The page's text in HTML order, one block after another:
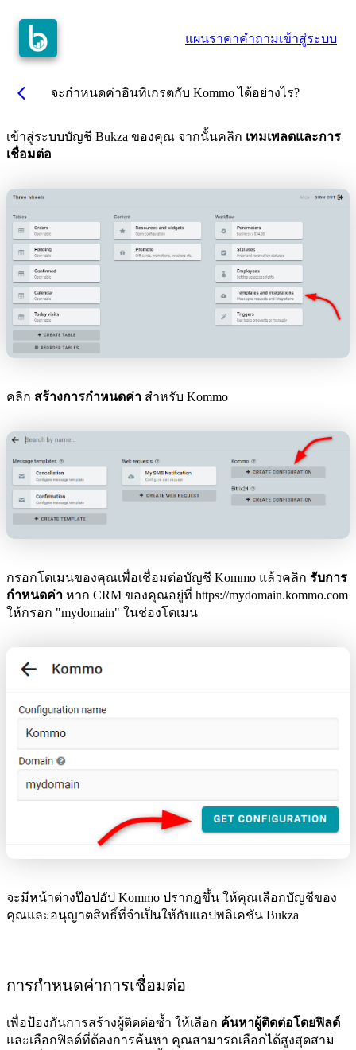
แผนราคาคำถามเข้าสู่ระบบ
arrow_back_ios จะกำหนดค่าอินทิเกรตกับ Kommo ได้อย่างไร?
เข้าสู่ระบบบัญชี Bukza ของคุณ จากนั้นคลิก เทมเพลตและการ
เชื่อมต่อ
คลิก สร้างการกำหนดค่า สำหรับ Kommo
กรอกโดเมนของคุณเพื่อเชื่อมต่อบัญชี Kommo แล้วคลิก รับการ
กำหนดค่า หาก CRM ของคุณอยู่ที่ https://mydomain.kommo.com
ให้กรอก "mydomain" ในช่องโดเมน
จะมีหน้าต่างป๊อปอัป Kommo ปรากฏขึ้น ให้คุณเลือกบัญชีของ
คุณและอนุญาตสิทธิ์ที่จำเป็นให้กับแอปพลิเคชัน Bukza
การกำหนดค่าการเชื่อมต่อ
เพื่อป้องกันการสร้างผู้ติดต่อซ้ำ ให้เลือก ค้นหาผู้ติดต่อโดยฟิลด์
และเลือกฟิลด์ที่ต้องการค้นหา คุณสามารถเลือกได้สูงสุดสาม